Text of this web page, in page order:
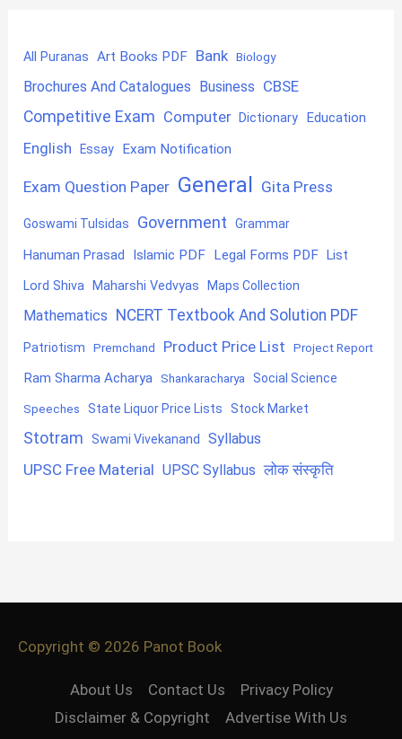
All Puranas Art Books PDF Bank Biology
Brochures And Catalogues Business CBSE
Competitive Exam Computer Dictionary Education
English Essay Exam Notification
Exam Question Paper General Gita Press
Goswami Tulsidas Government Grammar
Hanuman Prasad Islamic PDF Legal Forms PDF List
Lord Shiva Maharshi Vedvyas Maps Collection
Mathematics NCERT Textbook And Solution PDF
Patriotism Premchand Product Price List Project Report
Ram Sharma Acharya Shankaracharya Social Science
Speeches State Liquor Price Lists Stock Market
Stotram Swami Vivekanand Syllabus
UPSC Free Material UPSC Syllabus लोक संस्कृति
Copyright © 2026 Panot Book
About Us Contact Us
Privacy Policy
Disclaimer & Copyright
Advertise With Us